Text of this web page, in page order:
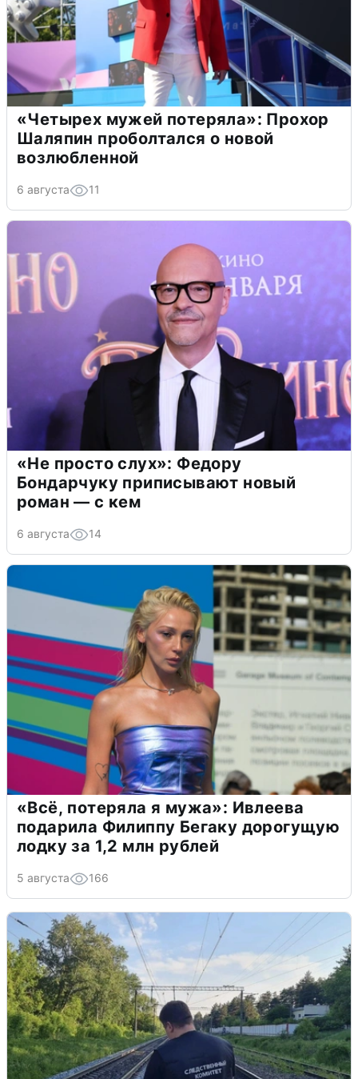
«Четырех мужей потеряла»: Прохор
Шаляпин проболтался о новой
возлюбленной
6 августа 11
«Не просто слух»: Федору
Бондарчуку приписывают новый
роман — с кем
6 августа 14
«Всё, потеряла я мужа»: Ивлеева
подарила Филиппу Бегаку дорогущую
лодку за 1,2 млн рублей
5 августа 166